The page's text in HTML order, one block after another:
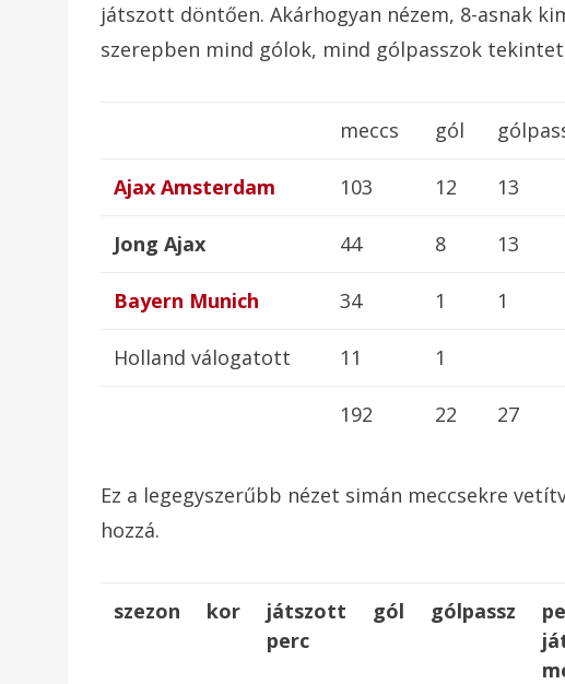
játszott döntően. Akárhogyan nézem, 8-asnak
szerepben mind gólok, mind gólpasszok
meccs gól
Ajax Amsterdam 103 12 13
Jong Ajax 44 8 13
Bayern Munich 34 1 1
Holland válogatott 11 1
192 22 27
Ez a legegyszerűbb nézet simán meccsekre
hozzá.
szezon kor
játszott
perc
gól gólpassz